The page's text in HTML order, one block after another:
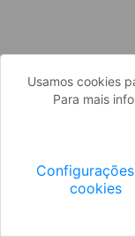
Usamos cookies
Para mais
cookies